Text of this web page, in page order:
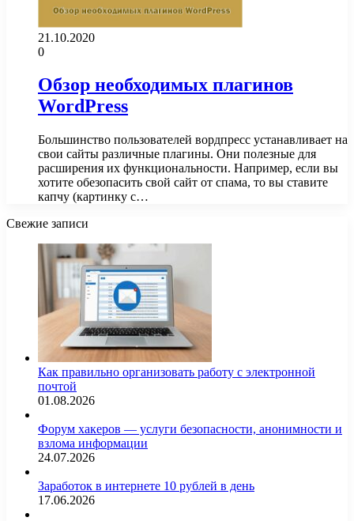
21.10.2020
0
Обзор необходимых плагинов
WordPress
Большинство пользователей вордпресс устанавливает на
свои сайты различные плагины. Они полезные для
расширения их функциональности. Например, если вы
хотите обезопасить свой сайт от спама, то вы ставите
капчу (картинку с…
Свежие записи
Как правильно организовать работу с электронной
почтой
01.08.2026
Форум хакеров — услуги безопасности, анонимности и
взлома информации
24.07.2026
Заработок в интернете 10 рублей в день
17.06.2026